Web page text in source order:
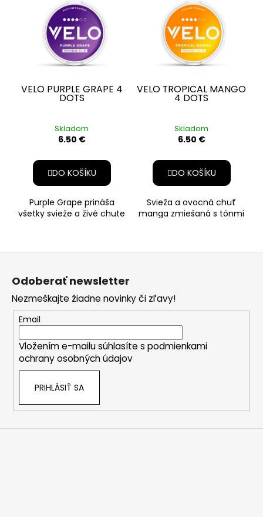
chuť, ktorá pr
prenikavé a osvi
VELO PURPLE GRAPE 4
DOTS
Skladom
6.50 €
DO KOŠÍKU
Purple Grape prináša
všetky svieže a živé chute
VELO TROPICAL MANGO
4 DOTS
Skladom
6.50 €
DO KOŠÍKU
Svieža a ovocná chuť
manga zmiešaná s tónmi
Z
Odoberať newsletter
Nezmeškajte žiadne novinky či zľavy!
Email
Vložením e-mailu súhlasíte s podmienkami
ochrany osobných údajov
PRIHLÁSIŤ SA